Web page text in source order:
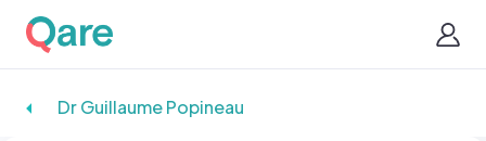
Dr Guillaume Popineau